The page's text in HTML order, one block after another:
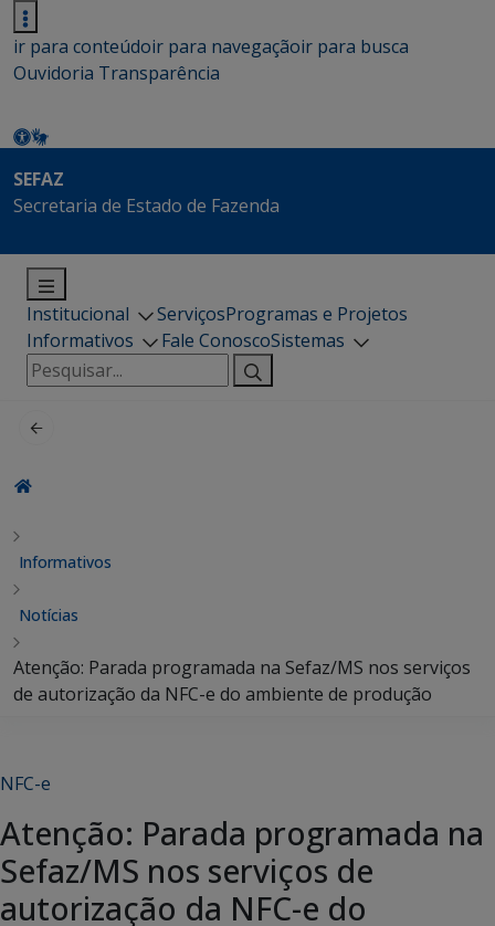
ir para conteúdoir para navegaçãoir para busca
Ouvidoria Transparência
SEFAZ
Secretaria de Estado de Fazenda
Institucional ServiçosProgramas e Projetos
Informativos
Fale ConoscoSistemas
Pesquisar
por:
Informativos
Notícias
Atenção: Parada programada na Sefaz/MS nos serviços
de autorização da NFC-e do ambiente de produção
NFC-e
Atenção: Parada programada na
Sefaz/MS nos serviços de
autorização da NFC-e do